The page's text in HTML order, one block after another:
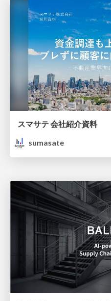
スマサテ 会社紹介資料
sumasate